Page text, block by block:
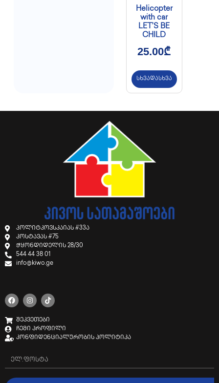
Helicopter
with car
LET’S BE
CHILD
25.00₾
სხვადასხვა
პოლიტკოვსკაიას #33ა
კოსტავას #75
ჭყონდიდელის 28/30
544 44 38 01
info@kiwo.ge
შეკვეთები
ჩემი პროფილი
კონფიდენციალურობის პოლიტიკა